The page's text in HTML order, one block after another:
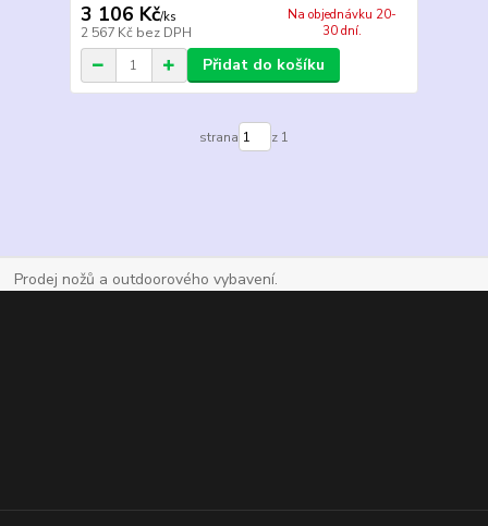
3 106 Kč/ks
2 567 Kč bez DPH
Na objednávku 20-
30 dní.
Přidat do košíku
strana z 1
Prodej nožů a outdoorového vybavení.